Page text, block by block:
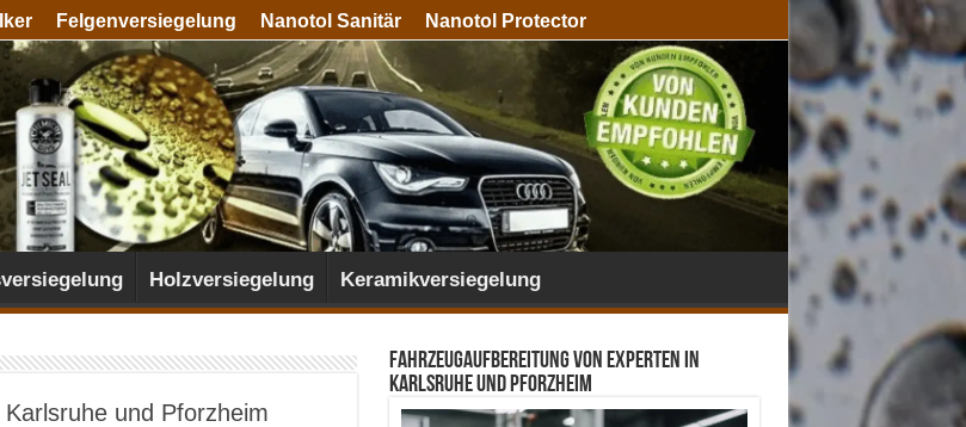
Felgenversiegelung Nanotol Sanitär Nanotol Protector
Holzversiegelung Keramikversiegelung
und Pforzheim
Fahrzeugaufbereitung von Experten in
Karlsruhe und Pforzheim